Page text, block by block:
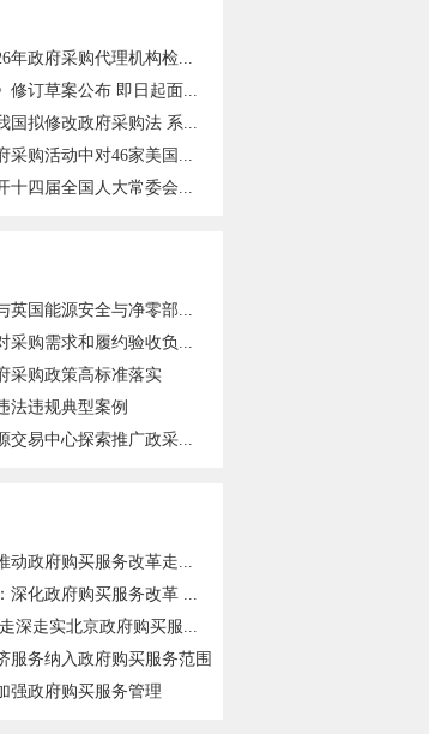
年政府采购代理机构检...
修订草案公布 即日起面...
国拟修改政府采购法 系...
采购活动中对46家美国...
十四届全国人大常委会...
英国能源安全与净零部...
采购需求和履约验收负...
采购政策高标准落实
法违规典型案例
交易中心探索推广政采...
动政府购买服务改革走...
深化政府购买服务改革 ...
深走实北京政府购买服...
服务纳入政府购买服务范围
强政府购买服务管理